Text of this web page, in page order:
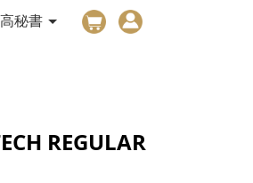
秘書
REGULAR